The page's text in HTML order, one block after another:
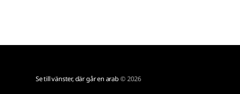
Se till vänster, där går en arab© 2026